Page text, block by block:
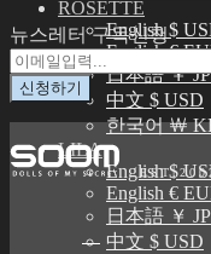
ROSETTE
English $
English €
日本語 ￥
中文 $ USD
한국어 ￦
LILA
English $
English €
日本語 ￥
中文 $ USD
뉴스레터 구독신청
E S T . 2 0 0